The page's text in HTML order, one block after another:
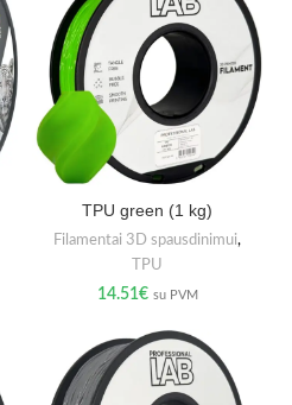
TPU green (1 kg)
Filamentai 3D spausdinimui,
TPU
14.51€ su PVM